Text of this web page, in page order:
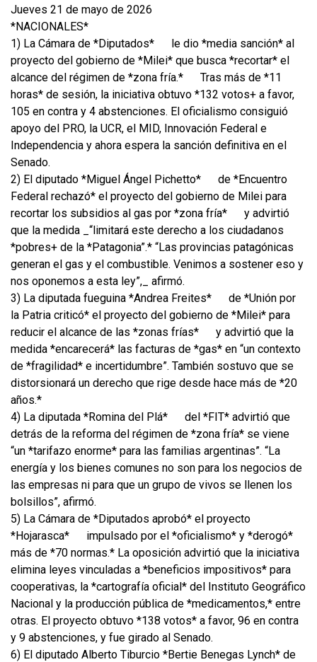
Jueves 21 de mayo de 2026
*NACIONALES*
1) La Cámara de *Diputados*
le dio *media sanción* al
proyecto del gobierno de *Milei* que busca *recortar* el
alcance del régimen de *zona fría.*
Tras más de *11
horas* de sesión, la iniciativa obtuvo *132 votos+ a favor,
105 en contra y 4 abstenciones. El oficialismo consiguió
apoyo del PRO, la UCR, el MID, Innovación Federal e
Independencia y ahora espera la sanción definitiva en el
Senado.
2) El diputado *Miguel Ángel Pichetto*
de *Encuentro
Federal rechazó* el proyecto del gobierno de Milei para
recortar los subsidios al gas por *zona fría*
y advirtió
que la medida _“limitará este derecho a los ciudadanos
*pobres+ de la *Patagonia”.* “Las provincias patagónicas
generan el gas y el combustible. Venimos a sostener eso y
nos oponemos a esta ley”,_ afirmó.
3) La diputada fueguina *Andrea Freites*
de *Unión por
la Patria criticó* el proyecto del gobierno de *Milei* para
reducir el alcance de las *zonas frías*
y advirtió que la
medida *encarecerá* las facturas de *gas* en “un contexto
de *fragilidad* e incertidumbre”. También sostuvo que se
distorsionará un derecho que rige desde hace más de *20
años.*
4) La diputada *Romina del Plá*
del *FIT* advirtió que
detrás de la reforma del régimen de *zona fría* se viene
“un *tarifazo enorme* para las familias argentinas”. “La
energía y los bienes comunes no son para los negocios de
las empresas ni para que un grupo de vivos se llenen los
bolsillos”, afirmó.
5) La Cámara de *Diputados aprobó* el proyecto
*Hojarasca*
impulsado por el *oficialismo* y *derogó*
más de *70 normas.* La oposición advirtió que la iniciativa
elimina leyes vinculadas a *beneficios impositivos* para
cooperativas, la *cartografía oficial* del Instituto Geográfico
Nacional y la producción pública de *medicamentos,* entre
otras. El proyecto obtuvo *138 votos* a favor, 96 en contra
y 9 abstenciones, y fue girado al Senado.
6) El diputado Alberto Tiburcio *Bertie Benegas Lynch* de